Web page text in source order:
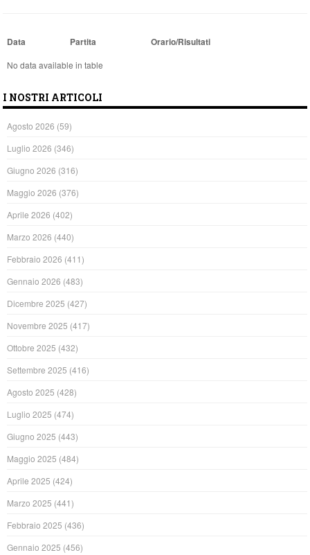
Data Partita Orario/Risultati
No data available in table
I NOSTRI ARTICOLI
Agosto 2026 (59)
Luglio 2026 (346)
Giugno 2026 (316)
Maggio 2026 (376)
Aprile 2026 (402)
Marzo 2026 (440)
Febbraio 2026 (411)
Gennaio 2026 (483)
Dicembre 2025 (427)
Novembre 2025 (417)
Ottobre 2025 (432)
Settembre 2025 (416)
Agosto 2025 (428)
Luglio 2025 (474)
Giugno 2025 (443)
Maggio 2025 (484)
Aprile 2025 (424)
Marzo 2025 (441)
Febbraio 2025 (436)
Gennaio 2025 (456)